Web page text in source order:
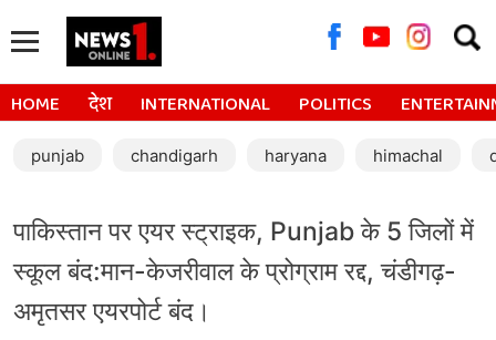
for:
HOME देश INTERNATIONAL POLITICS
punjab chandigarh haryana himachal
पाकिस्तान पर एयर स्ट्राइक, Punjab के 5 जिलों में
स्कूल बंद:मान-केजरीवाल के प्रोग्राम रद्द, चंडीगढ़-
अमृतसर एयरपोर्ट बंद।